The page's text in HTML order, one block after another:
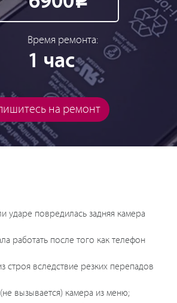
Время ремонта:
1 час
на ремонт
ударе повредилась задняя камера
работать после того как телефон
строя вследствие резких перепадов
вызывается) камера из меню;